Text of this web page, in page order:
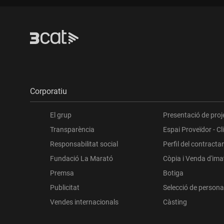
Corporatiu
El grup
Transparència
Responsabilitat social
Fundació La Marató
Premsa
Publicitat
Vendes internacionals
Presentació de
Espai Proveïdor -
Perfil del
Còpia i Venda
Botiga
Selecció de personal
Càsting